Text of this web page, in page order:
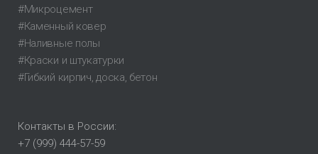
#Микроцемент
#Каменный ковер
#Наливные полы
#Краски и штукатурки
#Гибкий кирпич, доска, бетон
Контакты в России:
+7 (999) 444-57-59